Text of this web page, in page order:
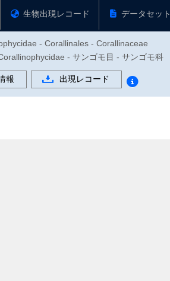
生物出現レコード データセット
- Corallinales - Corallinaceae
- サンゴモ目 - サンゴモ科
報 出現レコード